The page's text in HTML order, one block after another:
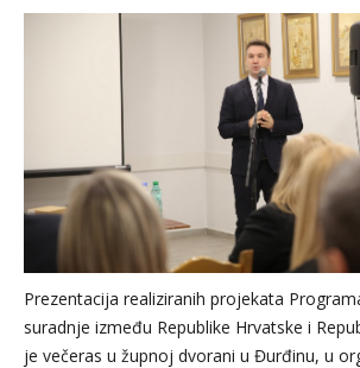
Prezentacija realiziranih projekata
suradnje između Republike Hrvatske i
je večeras u župnoj dvorani u Đurđinu, u